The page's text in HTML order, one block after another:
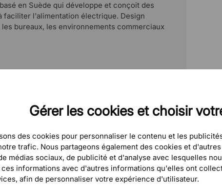
Gérer les cookies et choisir
des cookies pour personnaliser le contenu et les
trafic. Nous partageons également des cookies et
médias sociaux, de publicité et d'analyse avec lesquelles
informations avec d'autres informations qu'elles ont
afin de personnaliser votre expérience d'utilisateur.
en Suède qui développe et conçoit des
faciliter l'alimentation électrique. Design
bureaux, les environnements commerciaux